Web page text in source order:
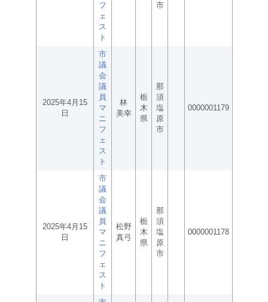
フ
ェ
ス
ト
市
2025年4月15
日
市
議
会
議
員
マ
ニ
フ
ェ
ス
ト
林
美幸
栃
木
県
那
須
塩
原
市
0000001179
2025年4月15
日
市
議
会
議
員
マ
ニ
フ
ェ
ス
ト
松野
真弓
栃
木
県
那
須
塩
原
市
0000001178